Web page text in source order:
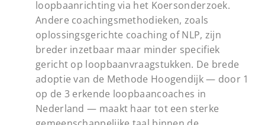
loopbaanrichting via het Koersonderzoek.
Andere coachingsmethodieken, zoals
oplossingsgerichte coaching of NLP, zijn
breder inzetbaar maar minder specifiek
gericht op loopbaanvraagstukken. De brede
adoptie van de Methode Hoogendijk — door 1
op de 3 erkende loopbaancoaches in
Nederland — maakt haar tot een sterke